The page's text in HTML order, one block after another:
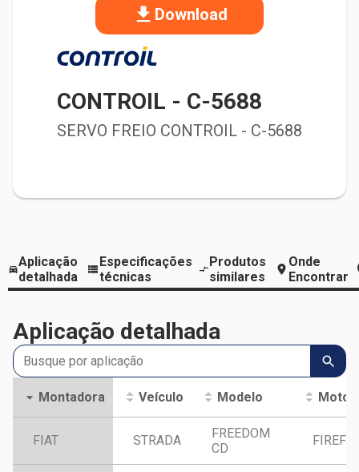
CONTROIL - C-5688
SERVO FREIO CONTROIL - C-5688
Download
Aplicação
detalhada
Especificações
técnicas
Produtos
similares
Onde
Encontrar
Aplicação detalhada
Montadora Veículo Modelo Motor
FIAT STRADA
FREEDOM
CD
FIREFLY